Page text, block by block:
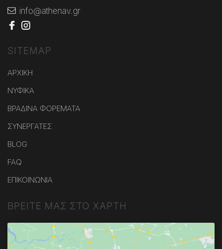
info@athenav.gr
SITEMAP
ΑΡΧΙΚΗ
ΝΥΦΙΚΑ
ΒΡΑΔΙΝΑ ΦΟΡΕΜΑΤΑ
ΣΥΝΕΡΓΑΤΕΣ
BLOG
FAQ
ΕΠΙΚΟΙΝΩΝΙΑ
ΒΡΕΙΤΕ ΜΑΣ ΣΤΟ ΧΑΡΤΗ